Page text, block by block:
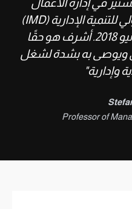
التنفيذية التابع للمعهد الدولي للتنمية الإدارية (IMD)
والذي أكمله أشرف في يونيو 2018. أشرف هو حقًا
ويوصى به بشدة لشغل
وإدارية"
Professor of